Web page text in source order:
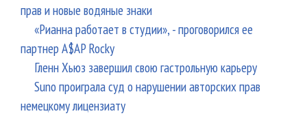
прав и новые водяные знаки
«Рианна работает в студии», - проговорился ее
партнер A$AP Rocky
Гленн Хьюз завершил свою гастрольную карьеру
Suno проиграла суд о нарушении авторских прав
немецкому лицензиату